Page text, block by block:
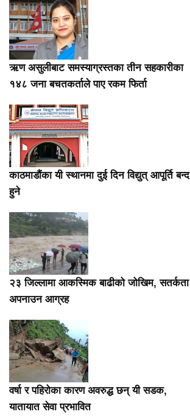
ऋण असुलीबाट समस्याग्रस्तका तीन सहकारीका
१४८ जना बचतकर्ताले पाए रकम फिर्ता
काठमाडौंका यी स्थानमा दुई दिन विद्युत् आपूर्ति बन्द
हुने
२३ जिल्लामा आकस्मिक बाढीको जोखिम, सतर्कता
अपनाउन आग्रह
वर्षा र पहिरोका कारण अवरुद्ध छन् यी सडक,
यातायात सेवा प्रभावित